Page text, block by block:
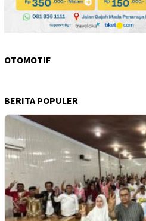
OTOMOTIF
BERITA POPULER